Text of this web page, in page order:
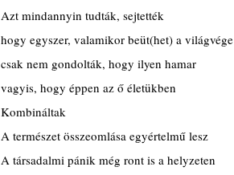
Azt mindannyin tudták, sejtették
hogy egyszer, valamikor beüt(het) a világvége
csak nem gondolták, hogy ilyen hamar
vagyis, hogy éppen az ő életükben
Kombináltak
A természet összeomlása egyértelmű lesz
A társadalmi pánik még ront is a helyzeten